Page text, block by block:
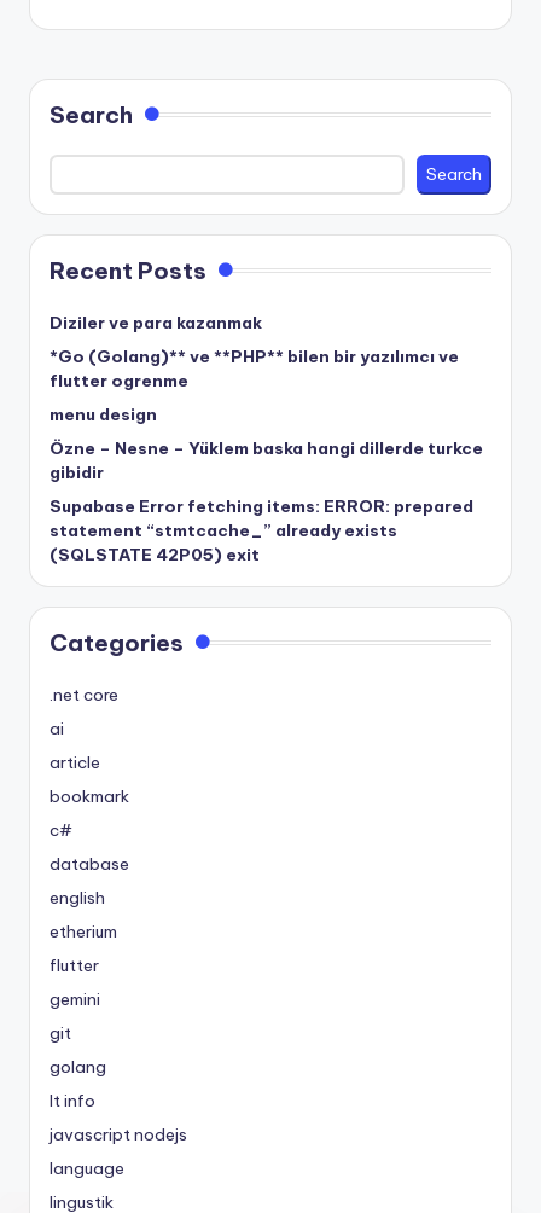
Search
Search
Recent Posts
Diziler ve para kazanmak
*Go (Golang)** ve **PHP** bilen bir yazılımcı ve
flutter ogrenme
menu design
Özne – Nesne – Yüklem baska hangi dillerde turkce
gibidir
Supabase Error fetching items: ERROR: prepared
statement “stmtcache_” already exists
(SQLSTATE 42P05) exit
Categories
.net core
ai
article
bookmark
c#
database
english
etherium
flutter
gemini
git
golang
It info
javascript nodejs
language
lingustik